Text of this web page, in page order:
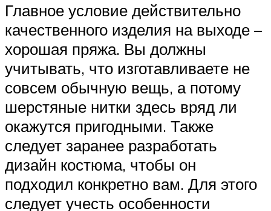
Главное условие действительно
качественного изделия на выходе –
хорошая пряжа. Вы должны
учитывать, что изготавливаете не
совсем обычную вещь, а потому
шерстяные нитки здесь вряд ли
окажутся пригодными. Также
следует заранее разработать
дизайн костюма, чтобы он
подходил конкретно вам. Для этого
следует учесть особенности